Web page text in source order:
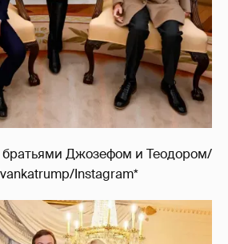
Джозефом и Теодором/
Instagram*